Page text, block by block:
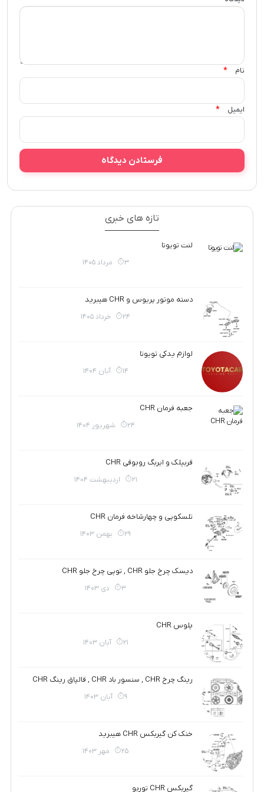
نام *
ایمیل *
تازه های خبری
لنت تویوتا
3 مرداد 1405
دسته موتور پریوس و CHR هیبرید
24 خرداد 1405
لوازم یدکی تویوتا
14 آبان 1404
جعبه فرمان CHR
24 شهریور 1404
قربیلک و ایربگ روبوقی CHR
21 اردیبهشت 1404
تلسکوپی و چهارشاخه فرمان CHR
29 بهمن 1403
دیسک چرخ جلو CHR , توپی چرخ جلو CHR
3 دی 1403
پلوس CHR
21 آبان 1403
رینگ چرخ CHR , سنسور باد CHR , قالپاق رینگ CHR
9 آبان 1403
خنک کن گیربکس CHR هیبرید
25 مهر 1403
گیربکس CHR توربو